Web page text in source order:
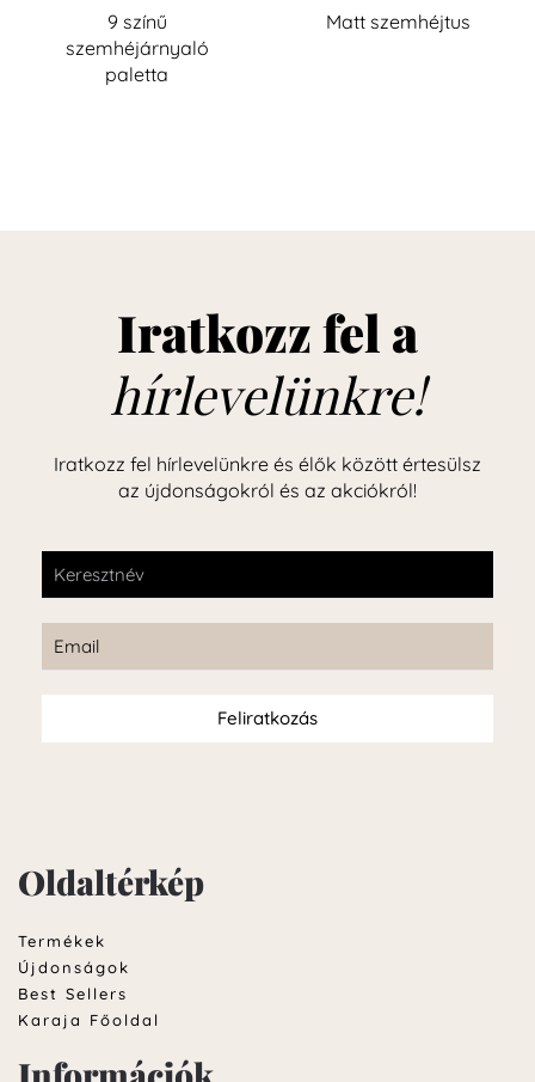
9 színű
szemhéjárnyaló
paletta
Matt szemhéjtus
Iratkozz fel a
hírlevelünkre!
Iratkozz fel hírlevelünkre és élők között értesülsz
az újdonságokról és az akciókról!
Feliratkozás
Oldaltérkép
Termékek
Újdonságok
Best Sellers
Karaja Főoldal